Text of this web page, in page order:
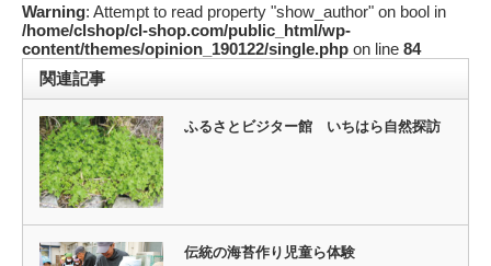
Warning: Attempt to read property "show_author" on bool in
/home/clshop/cl-shop.com/public_html/wp-
content/themes/opinion_190122/single.php on line 84
関連記事
ふるさとビジター館 いちはら自然探訪
伝統の海苔作り児童ら体験